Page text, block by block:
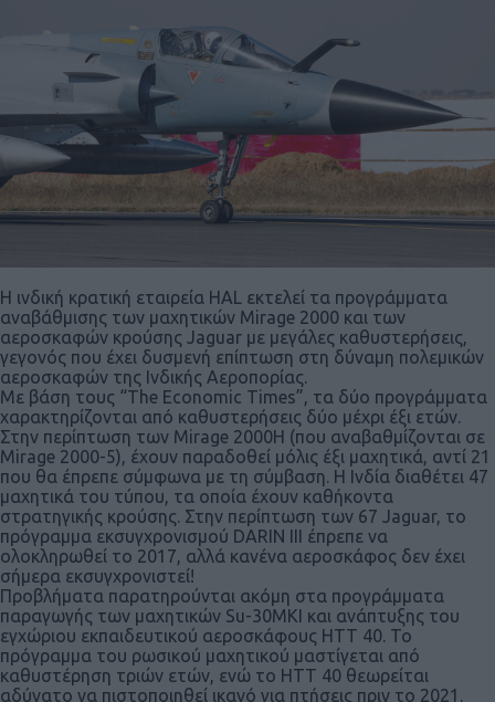
Η ινδική κρατική εταιρεία HAL εκτελεί τα προγράμματα
αναβάθμισης των μαχητικών Mirage 2000 και των
αεροσκαφών κρούσης Jaguar με μεγάλες καθυστερήσεις,
γεγονός που έχει δυσμενή επίπτωση στη δύναμη πολεμικών
αεροσκαφών της Ινδικής Αεροπορίας.
Με βάση τους “The Economic Times”, τα δύο προγράμματα
χαρακτηρίζονται από καθυστερήσεις δύο μέχρι έξι ετών.
Στην περίπτωση των Mirage 2000H (που αναβαθμίζονται σε
Mirage 2000-5), έχουν παραδοθεί μόλις έξι μαχητικά, αντί 21
που θα έπρεπε σύμφωνα με τη σύμβαση. Η Ινδία διαθέτει 47
μαχητικά του τύπου, τα οποία έχουν καθήκοντα
στρατηγικής κρούσης. Στην περίπτωση των 67 Jaguar, το
πρόγραμμα εκσυγχρονισμού DARIN III έπρεπε να
ολοκληρωθεί το 2017, αλλά κανένα αεροσκάφος δεν έχει
σήμερα εκσυγχρονιστεί!
Προβλήματα παρατηρούνται ακόμη στα προγράμματα
παραγωγής των μαχητικών Su-30MKI και ανάπτυξης του
εγχώριου εκπαιδευτικού αεροσκάφους HTT 40. Το
πρόγραμμα του ρωσικού μαχητικού μαστίγεται από
καθυστέρηση τριών ετών, ενώ το HTT 40 θεωρείται
αδύνατο να πιστοποιηθεί ικανό για πτήσεις πριν το 2021.